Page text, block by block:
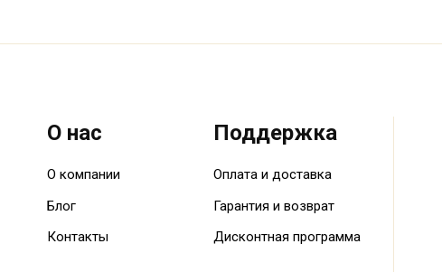
О нас
О компании
Блог
Контакты
Поддержка
Оплата и доставка
Гарантия и возврат
Дисконтная программа